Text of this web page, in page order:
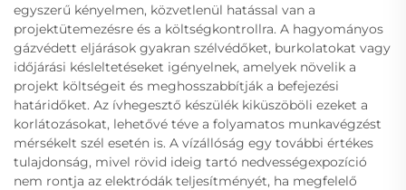
egyszerű kényelmen, közvetlenül hatással van a
projektütemezésre és a költségkontrollra. A hagyományos
gázvédett eljárások gyakran szélvédőket, burkolatokat vagy
időjárási késleltetéseket igényelnek, amelyek növelik a
projekt költségeit és meghosszabbítják a befejezési
határidőket. Az ívhegesztő készülék kiküszöböli ezeket a
korlátozásokat, lehetővé téve a folyamatos munkavégzést
mérsékelt szél esetén is. A vízállóság egy további értékes
tulajdonság, mivel rövid ideig tartó nedvességexpozíció
nem rontja az elektródák teljesítményét, ha megfelelő